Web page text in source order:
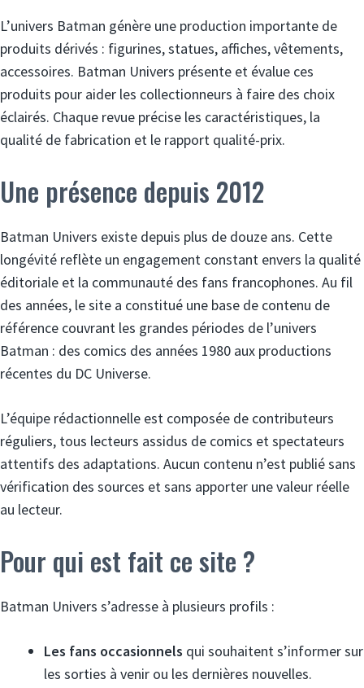
L’univers Batman génère une production importante de
produits dérivés : figurines, statues, affiches, vêtements,
accessoires. Batman Univers présente et évalue ces
produits pour aider les collectionneurs à faire des choix
éclairés. Chaque revue précise les caractéristiques, la
qualité de fabrication et le rapport qualité-prix.
Une présence depuis 2012
Batman Univers existe depuis plus de douze ans. Cette
longévité reflète un engagement constant envers la qualité
éditoriale et la communauté des fans francophones. Au fil
des années, le site a constitué une base de contenu de
référence couvrant les grandes périodes de l’univers
Batman : des comics des années 1980 aux productions
récentes du DC Universe.
L’équipe rédactionnelle est composée de contributeurs
réguliers, tous lecteurs assidus de comics et spectateurs
attentifs des adaptations. Aucun contenu n’est publié sans
vérification des sources et sans apporter une valeur réelle
au lecteur.
Pour qui est fait ce site ?
Batman Univers s’adresse à plusieurs profils :
Les fans occasionnels qui souhaitent s’informer sur
les sorties à venir ou les dernières nouvelles.